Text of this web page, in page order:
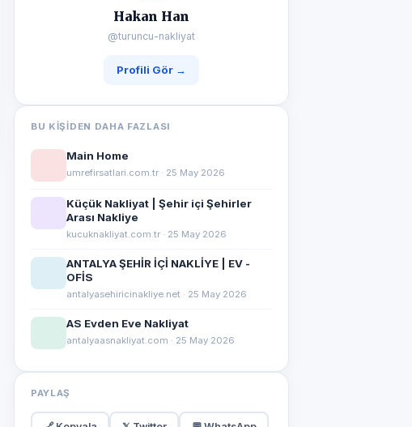
Hakan Han
@turuncu-nakliyat
Profili Gör →
BU KIŞIDEN DAHA FAZLASI
Main Home
umrefirsatlari.com.tr · 25 May 2026
Küçük Nakliyat | Şehir içi Şehirler
Arası Nakliye
kucuknakliyat.com.tr · 25 May 2026
ANTALYA ŞEHİR İÇİ NAKLİYE | EV -
OFİS
antalyasehiricinakliye.net · 25 May 2026
AS Evden Eve Nakliyat
antalyaasnakliyat.com · 25 May 2026
PAYLAŞ